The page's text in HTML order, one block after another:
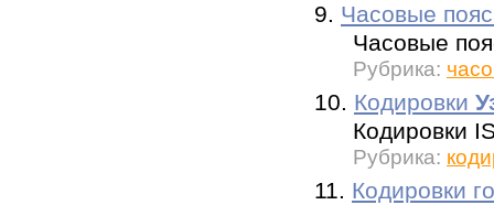
9. Часовые
Часовые
Рубрика:
10. Кодировки
Кодировки
Рубрика:
11. Кодировки